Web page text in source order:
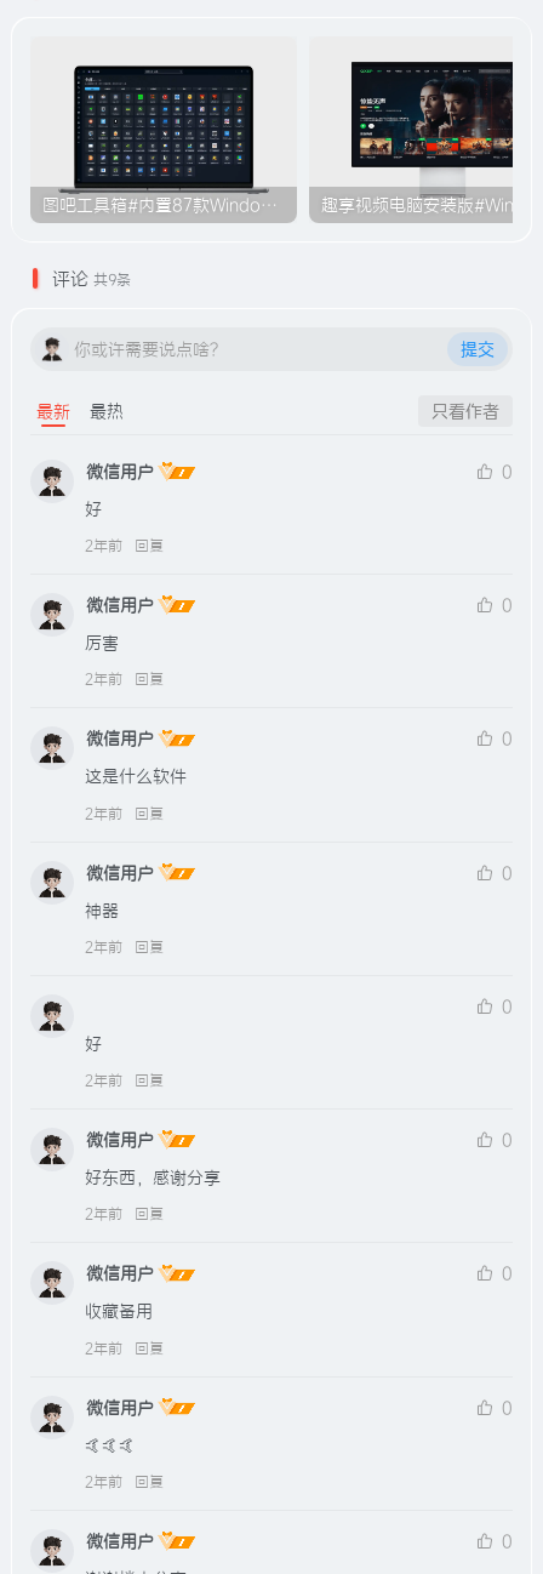
图吧工具箱#内置87款Windows系统使用工具#无需安装#B009
评论 共9条
你或许需要说点啥？ 提交
最新 最热 只看作者
微信用户
0
好
2年前 回复
微信用户
0
厉害
2年前 回复
微信用户
0
这是什么软件
2年前 回复
微信用户
0
神器
2年前 回复
0
好
2年前 回复
微信用户
0
好东西，感谢分享
2年前 回复
微信用户
0
收藏备用
2年前 回复
微信用户
0
🤙🤙🤙
2年前 回复
微信用户
0